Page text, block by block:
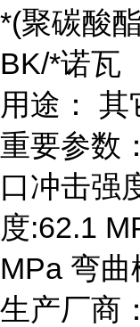
*(聚碳酸
BK/*诺瓦
用途： 其
重要参数
口冲击强
度:62.1
MPa 弯
生产厂商